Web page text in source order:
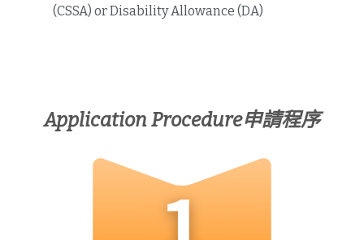
(CSSA) or Disability Allowance (DA)
Application Procedure申請程序